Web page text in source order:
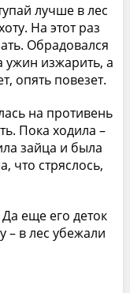
лучше в лес
На этот раз
Обрадовался
ужин изжарить, а
опять повезет.
на противень
Пока ходила –
зайца и была
что стряслось,
еще его деток
– в лес убежали